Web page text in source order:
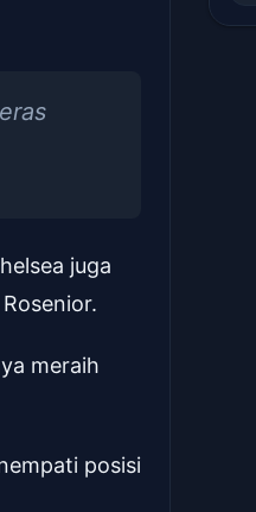
juga
meraih
posisi